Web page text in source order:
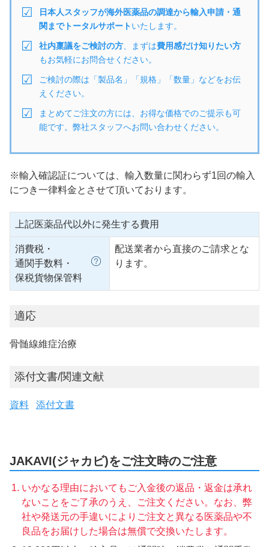
日本人スタッフが海外医薬品の調達から輸入申請・通
関までトータルサポートいたします。
社内稟議をご検討の方 、まずは費用感だけ知りたい方
もお気軽にお問合せください。
ご検討の際は「製品名」「規格」「数量」などをお伝
えください。
まとめてご注文の方には、お得な価格でのご提示も可
能です。弊社スタッフへお問い合わせください。
※輸入確認証については、輸入数量に関わらず1回の輸入
につき一律料金とさせて頂いております。
上記医薬品代以外に発生する費用
消費税・
通関手数料・
保税貨物保管料
配送業者から直接のご請求とな
ります。
適応
骨髄線維症治療
添付文書/関連文献
資料 添付文書
JAKAVI(ジャカビ)をご注文時のご注意
いかなる理由においてもご入金後の返品・返金は承れ
ないことをご了承のうえ、ご注文ください。なお、弊
社や発送元の手違いによりご注文と異なる医薬品や不
良品をお届けした場合は無償で交換いたします。